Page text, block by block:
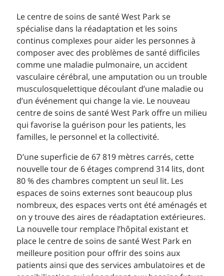
Le centre de soins de santé West Park se
spécialise dans la réadaptation et les soins
continus complexes pour aider les personnes à
composer avec des problèmes de santé difficiles
comme une maladie pulmonaire, un accident
vasculaire cérébral, une amputation ou un trouble
musculosquelettique découlant d’une maladie ou
d’un événement qui change la vie. Le nouveau
centre de soins de santé West Park offre un milieu
qui favorise la guérison pour les patients, les
familles, le personnel et la collectivité.
D’une superficie de 67 819 mètres carrés, cette
nouvelle tour de 6 étages comprend 314 lits, dont
80 % des chambres comptent un seul lit. Les
espaces de soins externes sont beaucoup plus
nombreux, des espaces verts ont été aménagés et
on y trouve des aires de réadaptation extérieures.
La nouvelle tour remplace l’hôpital existant et
place le centre de soins de santé West Park en
meilleure position pour offrir des soins aux
patients ainsi que des services ambulatoires et de